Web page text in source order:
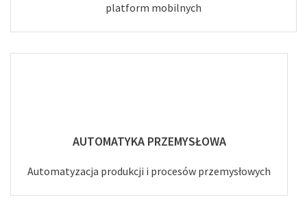
platform mobilnych
AUTOMATYKA PRZEMYSŁOWA
Automatyzacja produkcji i procesów przemysłowych